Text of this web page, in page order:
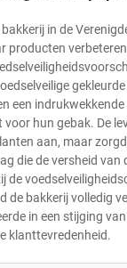
in de
producten
een indrukwekkende
hun gebak. De
aan, maar
die de versheid van
de
de bakkerij volledig
in een stijging
klanttevredenheid.